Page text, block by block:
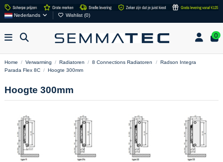
Nederlands Wishlist (0)
0
Home Verwarming Radiatoren 8 Connections Radiatoren
Radson Integra
Parada Flex 8C
Hoogte 300mm
Hoogte 300mm